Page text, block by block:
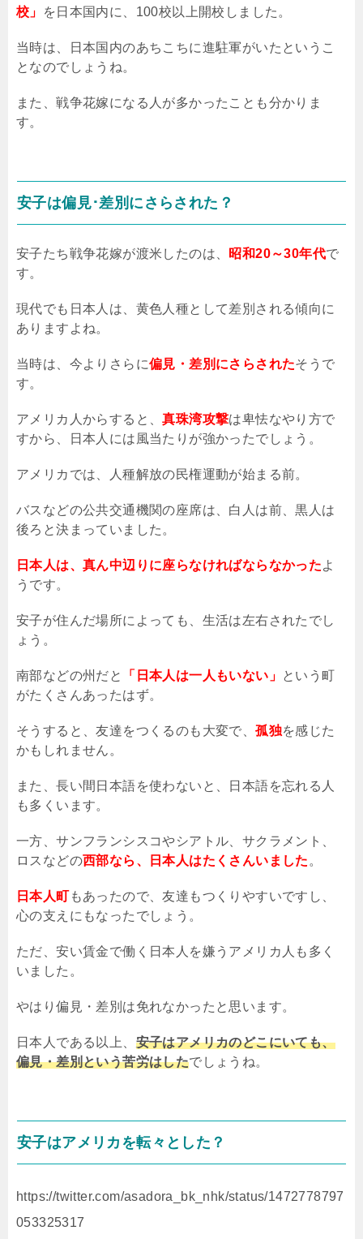
校」 を日本国内に、 100校以上開校しました。
当時は、日本国内のあちこちに進駐軍がいたというこ
となのでしょうね。
また、戦争花嫁になる人が多かったことも分かりま
す。
安子は偏見･差別にさらされた？
安子たち戦争花嫁が渡米したのは、 昭和20～30年代で
す。
現代でも日本人は、黄色人種として差別される傾向に
ありますよね。
当時は、今よりさらに偏見・差別にさらされたそうで
す。
アメリカ人からすると、真珠湾攻撃は卑怯なやり方で
すから、日本人には風当たりが強かったでしょう。
アメリカでは、人種解放の民権運動が始まる前。
バスなどの公共交通機関の座席は、白人は前、黒人は
後ろと決まっていました。
日本人は、真ん中辺りに座らなければならなかったよ
うです。
安子が住んだ場所によっても、生活は左右されたでし
ょう。
南部などの州だと 「日本人は一人もいない」 という町
がたくさんあったはず。
そうすると、友達をつくるのも大変で、孤独を感じた
かもしれません。
また、長い間日本語を使わないと、日本語を忘れる人
も多くいます。
一方、サンフランシスコやシアトル、サクラメント、
ロスなどの西部なら、日本人はたくさんいました 。
日本人町もあったので、友達もつくりやすいですし、
心の支えにもなったでしょう。
ただ、安い賃金で働く日本人を嫌うアメリカ人も多く
いました。
やはり偏見・差別は免れなかったと思います。
日本人である以上、 安子はアメリカのどこにいても、
偏見・差別という苦労はしたでしょうね。
安子はアメリカを転々とした？
https://twitter.com/asadora_bk_nhk/status/1472778797
053325317